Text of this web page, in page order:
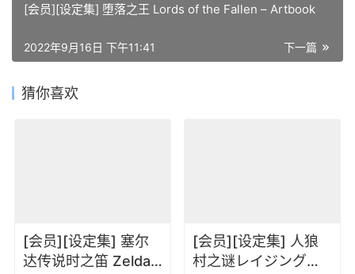
[会员][设定集] 堕落之王 Lords of the Fallen – Artbook
下一篇
2022年9月16日 下午11:41
猜你喜欢
[会员][设定集] 塞尔
达传说时之笛 Zelda_
[会员][设定集] 人狼
村之谜レイジングル